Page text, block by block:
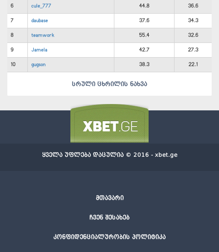
6 cule_777 44.8 36.6
7 daubase 37.6 34.3
8 teamwork 55.4 32.6
9 Jamela 42.7 27.3
10 gugson 38.3 22.1
სრული ცხრილის ნახვა
მთავარი
ჩვენ შესახებ
კონფიდენციალურობის პოლიტიკა
ყველა უფლება დაცულია © 2016 - xbet.ge